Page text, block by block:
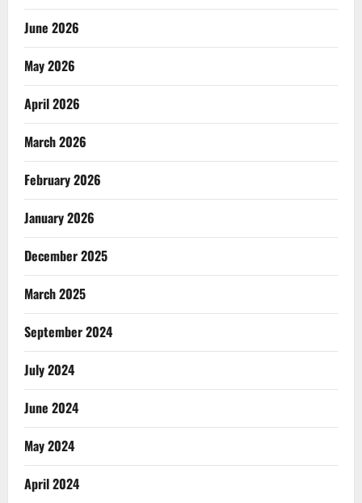
June 2026
May 2026
April 2026
March 2026
February 2026
January 2026
December 2025
March 2025
September 2024
July 2024
June 2024
May 2024
April 2024